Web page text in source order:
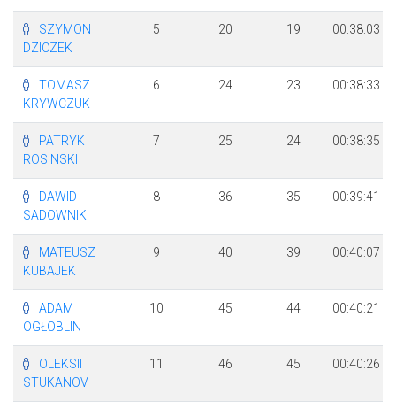
SZYMON
DZICZEK
5 20 19 00:38:03
TOMASZ
KRYWCZUK
6 24 23 00:38:33
PATRYK
ROSINSKI
7 25 24 00:38:35
DAWID
SADOWNIK
8 36 35 00:39:41
MATEUSZ
KUBAJEK
9 40 39 00:40:07
ADAM
OGŁOBLIN
10 45 44 00:40:21
OLEKSII
STUKANOV
11 46 45 00:40:26